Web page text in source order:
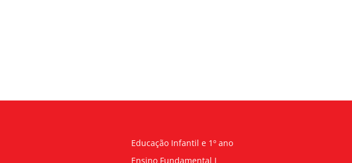
Educação Infantil e 1º ano
Ensino Fundamental I